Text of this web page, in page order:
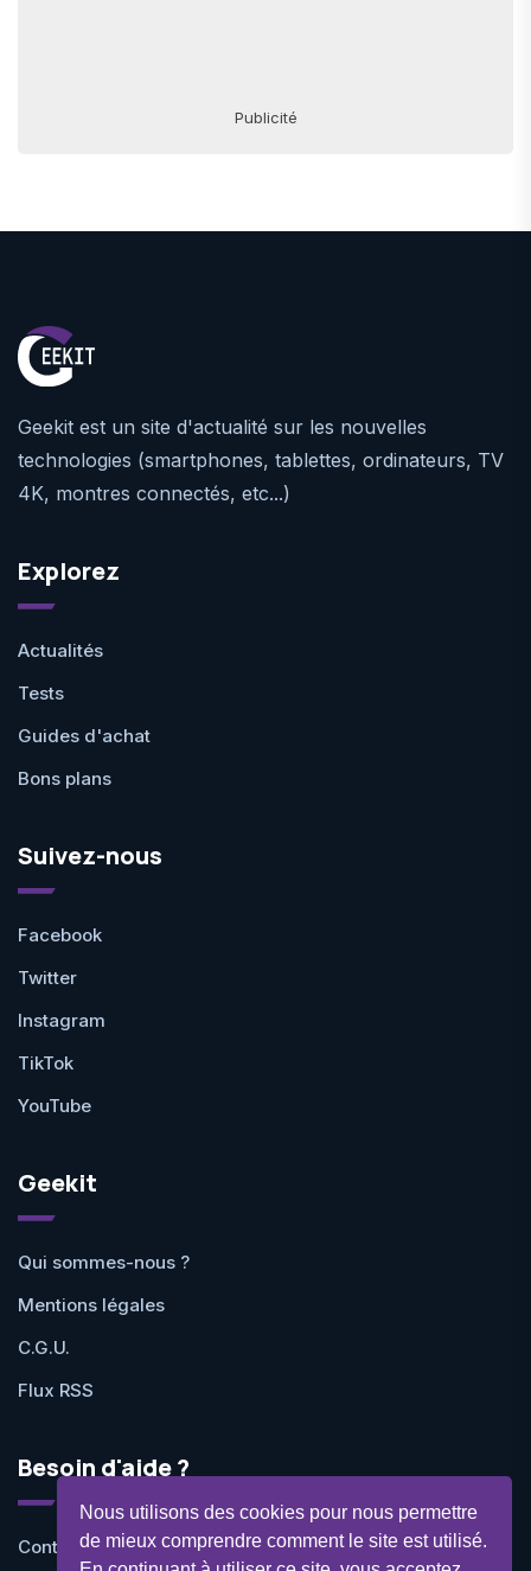
Nous utilisons des cookies pour nous permettre
de mieux comprendre comment le site est utilisé.
Publicité
Geekit est un site d'actualité sur les nouvelles
technologies (smartphones, tablettes, ordinateurs, TV
4K, montres connectés, etc...)
Explorez
Actualités
Tests
Guides d'achat
Bons plans
Suivez-nous
Facebook
Twitter
Instagram
TikTok
YouTube
Geekit
Qui sommes-nous ?
Mentions légales
C.G.U.
Flux RSS
Besoin d'aide ?
Contactez-nous